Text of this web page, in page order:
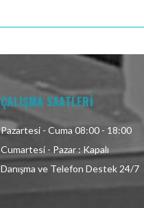
ÇALIŞMA SAATLERİ
Pazartesi - Cuma 08:00 - 18:00
Cumartesi - Pazar : Kapalı
Danışma ve Telefon Destek 24/7